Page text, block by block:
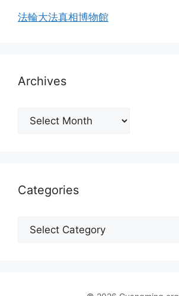
法輪大法真相博物館
Archives
Archives
Categories
Categories